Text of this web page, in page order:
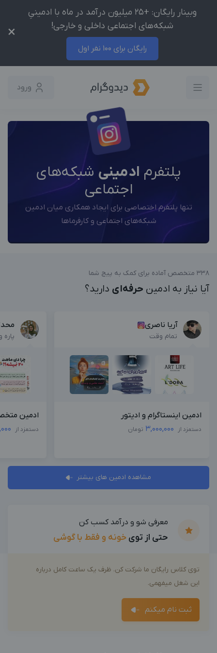
وبینار رایگان: +25 میلیون درآمد در ماه با ادمینیِ
شبکه‌های اجتماعی داخلی و خارجی!
رایگان برای 100 نفر اول
×
ورود
پلتفرم ادمینی شبکه‌های
اجتماعی
تنها پلتفرم اختصاصی برای ایجاد همکاری میان ادمین
شبکه‌های اجتماعی و کارفرماها
338 متخصص آماده برای کمک به پیج شما
آیا نیاز به ادمین حرفه‌ای دارید؟
آریا ناصری
تمام وقت
ادمین اینستاگرام و ادیتور
دستمزد از 3,000,000 تومان
ادمین
دستمزد از
مشاهده ادمین های بیشتر
معرفی شو و درآمد کسب کن
حتی از توی خونه و فقط با گوشی
توی کلاس رایگان ما شرکت کن. ظرف یک ساعت کامل درباره
این شغل میفهمی.
ثبت نام میکنم